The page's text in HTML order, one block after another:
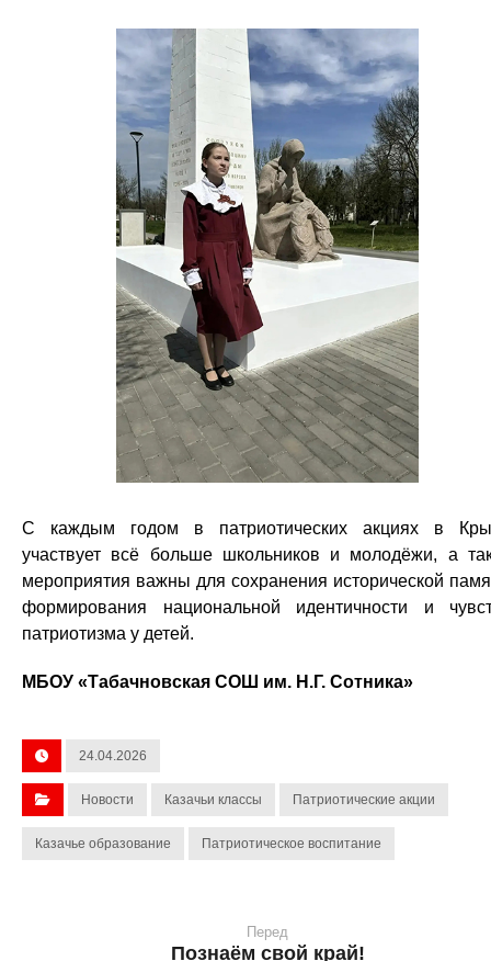
С каждым годом в патриотических акциях в
участвует всё больше школьников и молодёжи, а
мероприятия важны для сохранения исторической
формирования национальной идентичности и
патриотизма у детей.
МБОУ «Табачновская СОШ им. Н.Г. Сотника»
24.04.2026
Новости Казачьи классы Патриотические акции
Казачье образование Патриотическое воспитание
Перед
Познаём свой край!